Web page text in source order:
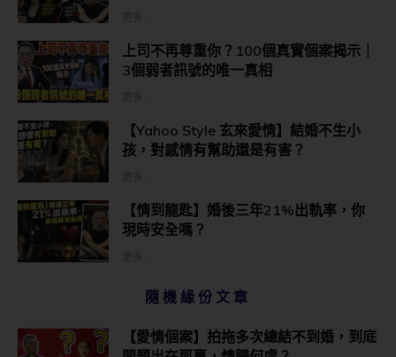
上司不再尊重你？100個真實個案揭示｜
3個弱者訊號的唯一真相
【Yahoo Style 玄來愛情】結婚不生小
孩，對感情有幫助還是有害？
【情到龍匙】婚後三年21%出軌率，你
現時安全嗎？
隨機緣份文章
【愛情個案】拍拖多次總結不到婚，到底